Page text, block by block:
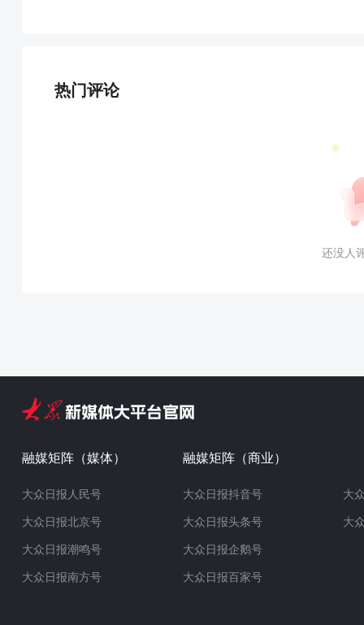
热门评论
还没人
融媒矩阵（媒体）
大众日报人民号
大众日报北京号
大众日报潮鸣号
大众日报南方号
融媒矩阵（商业）
大众日报抖音号
大众日报头条号
大众日报企鹅号
大众日报百家号
大
大